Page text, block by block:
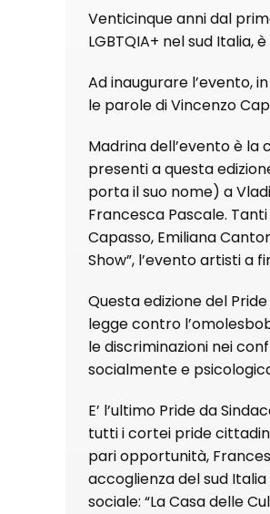
Venticinque anni dal
LGBTQIA+ nel sud Italia,
Ad inaugurare l’evento,
le parole di Vincenzo
Madrina dell’evento è
presenti a questa
porta il suo nome) a
Francesca Pascale.
Capasso, Emiliana
Show”, l’evento artisti a
Questa edizione del
legge contro
le discriminazioni nei
socialmente e
E’ l’ultimo Pride da
tutti i cortei pride
pari opportunità,
accoglienza del sud
sociale: “La Casa delle